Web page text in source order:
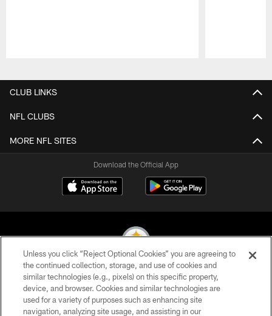
CLUB LINKS
NFL CLUBS
MORE NFL SITES
Download the Official App
© 2026 Pittsburgh Steelers. All Rights Reserved
PRIVACY POLICY
Unless you click “Reject Optional Cookies” you are agreeing to
the continued collection, storage, and use of cookies and
similar technologies (e.g., pixels) on this specific property,
device, and browser. Cookies and similar technologies are
used for a variety of purposes such as enhancing site
navigation, analyzing site usage, and assisting in our